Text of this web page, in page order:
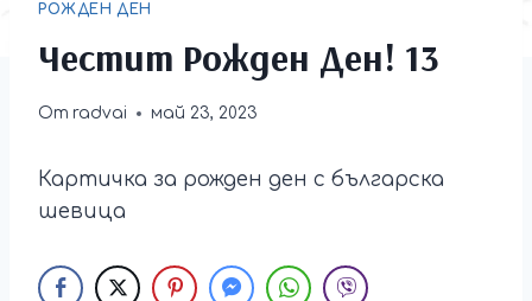
РОЖДЕН ДЕН
Честит Рожден Ден! 13
От radvai май 23, 2023
Картичка за рожден ден с българска
шевица